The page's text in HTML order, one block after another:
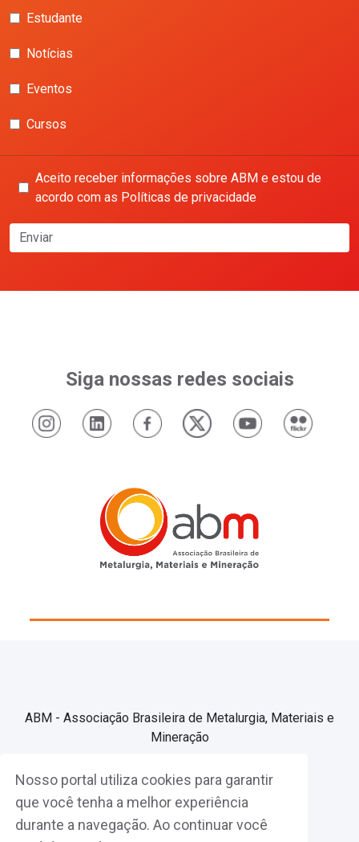
Nosso portal utiliza cookies para garantir
que você tenha a melhor experiência
durante a navegação. Ao continuar você
Estudante
Notícias
Eventos
Cursos
Aceito receber informações sobre ABM e estou de
acordo com as Políticas de privacidade
Enviar
Siga nossas redes sociais
ABM - Associação Brasileira de Metalurgia, Materiais e
Mineração
Associe-se